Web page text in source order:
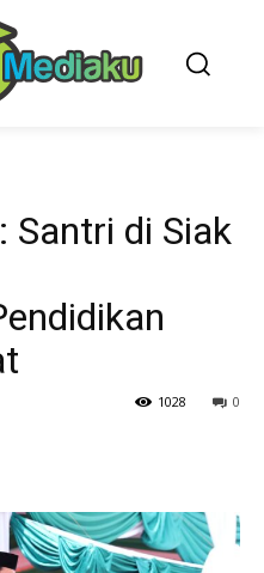
Santri di Siak
0
1028